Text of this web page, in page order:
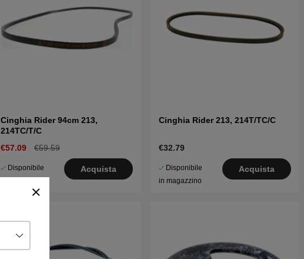
Cinghia Rider 94cm 213,
214TC/T/C
€57.09
€59.59
Disponibile
Acquista
Cinghia Rider 213, 214T/TC/C
€32.79
Disponibile
in magazzino
Acquista